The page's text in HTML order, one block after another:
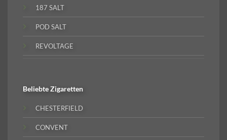
187 SALT
POD SALT
REVOLTAGE
BeliebteZigaretten
CHESTERFIELD
CONVENT